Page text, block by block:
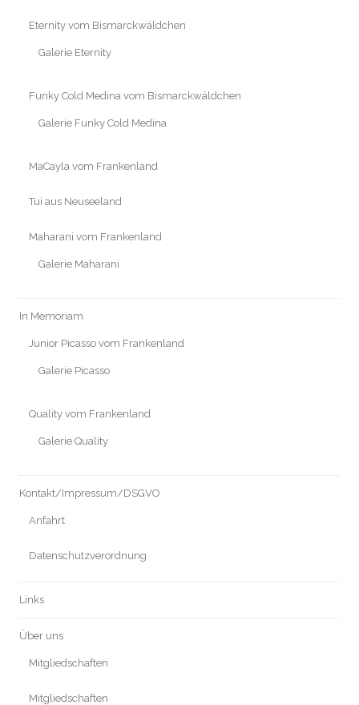
Eternity vom Bismarckwäldchen
Galerie Eternity
Funky Cold Medina vom Bismarckwäldchen
Galerie Funky Cold Medina
MaCayla vom Frankenland
Tui aus Neuseeland
Maharani vom Frankenland
Galerie Maharani
In Memoriam
Junior Picasso vom Frankenland
Galerie Picasso
Quality vom Frankenland
Galerie Quality
Kontakt/Impressum/DSGVO
Anfahrt
Datenschutzverordnung
Links
Über uns
Mitgliedschaften
Mitgliedschaften